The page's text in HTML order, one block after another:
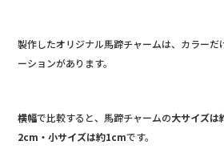
製作したオリジナル馬蹄チャームは、カラーだ
ーションがあります。
横幅で比較すると、馬蹄チャームの大サイズは
2cm・小サイズは約1cmです。